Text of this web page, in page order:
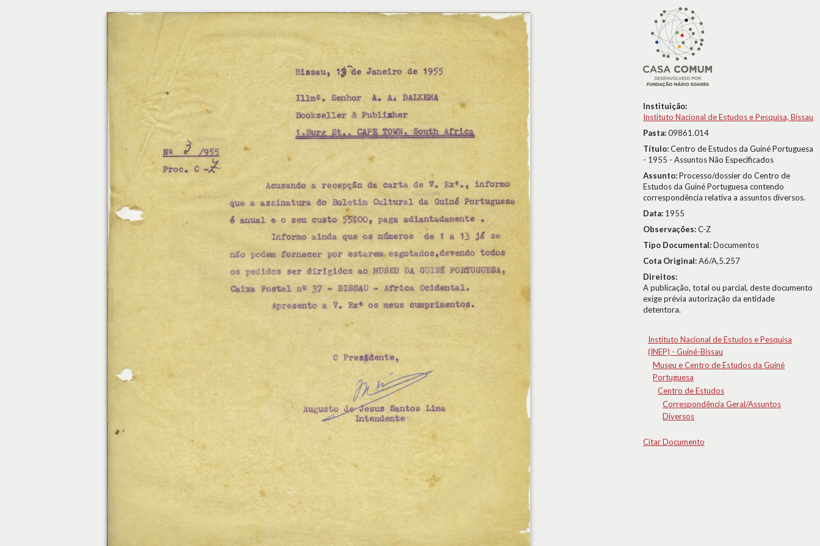
Instituição:
Instituto Nacional de Estudos e Pesquisa, Bissau
Pasta:09861.014
Título:Centro de Estudos da Guiné Portuguesa
- 1955 - Assuntos Não Específicados
Assunto:Processo/dossier do Centro de
Estudos da Guiné Portuguesa contendo
correspondência relativa a assuntos diversos.
Data: 1955
Observações:C-Z
Tipo Documental:Documentos
Cota Original:A6/A,5.257
Direitos:
A publicação, total ou parcial, deste documento
exige prévia autorização da entidade
detentora.
Instituto Nacional de Estudos e Pesquisa
(INEP) - Guiné-Bissau
Museu e Centro de Estudos da Guiné
Portuguesa
Centro de Estudos
Correspondência Geral/Assuntos
Diversos
Citar Documento